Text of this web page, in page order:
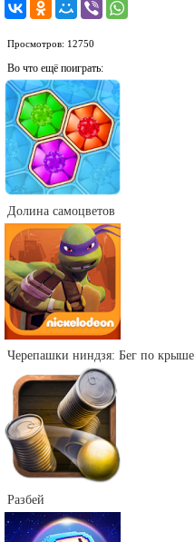
Просмотров: 12750
Во что ещё поиграть:
Долина самоцветов
Черепашки ниндзя: Бег по крыше
Разбей